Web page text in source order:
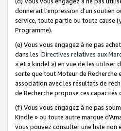
donnerait l'impression d'un soutien
service, toute partie ou toute cause
Programme).
(e) Vous vous engagez à ne pas
dans les Directives relatives aux
» et « kindel ») en vue de les utiliser
sorte que tout Moteur de Recherche
association avec les résultats de
de Recherche propose ces capacités
(f) Vous vous engagez à ne pas
Kindle » ou toute autre marque
vous pouvez consulter une liste non